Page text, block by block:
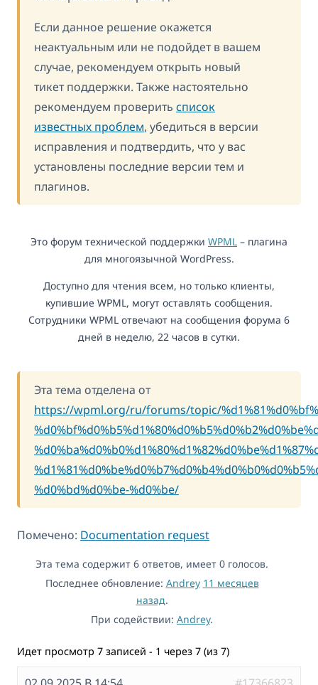
Если данное решение окажется
неактуальным или не подойдет в вашем
случае, рекомендуем открыть новый
тикет поддержки. Также настоятельно
рекомендуем проверить список
известных проблем, убедиться в версии
исправления и подтвердить, что у вас
установлены последние версии тем и
плагинов.
Это форум технической поддержки WPML – плагина
для многоязычной WordPress.
Доступно для чтения всем, но только клиенты,
купившие WPML, могут оставлять сообщения.
Сотрудники WPML отвечают на сообщения форума 6
дней в неделю, 22 часов в сутки.
Эта тема отделена от
https://wpml.org/ru/forums/topic/
%d0%bd%d0%be-%d0%be/
Помечено: Documentation request
Эта тема содержит 6 ответов, имеет 0 голосов.
Последнее обновление: Andrey 11 месяцев
назад.
При содействии: Andrey.
Идет просмотр 7 записей - 1 через 7 (из 7)